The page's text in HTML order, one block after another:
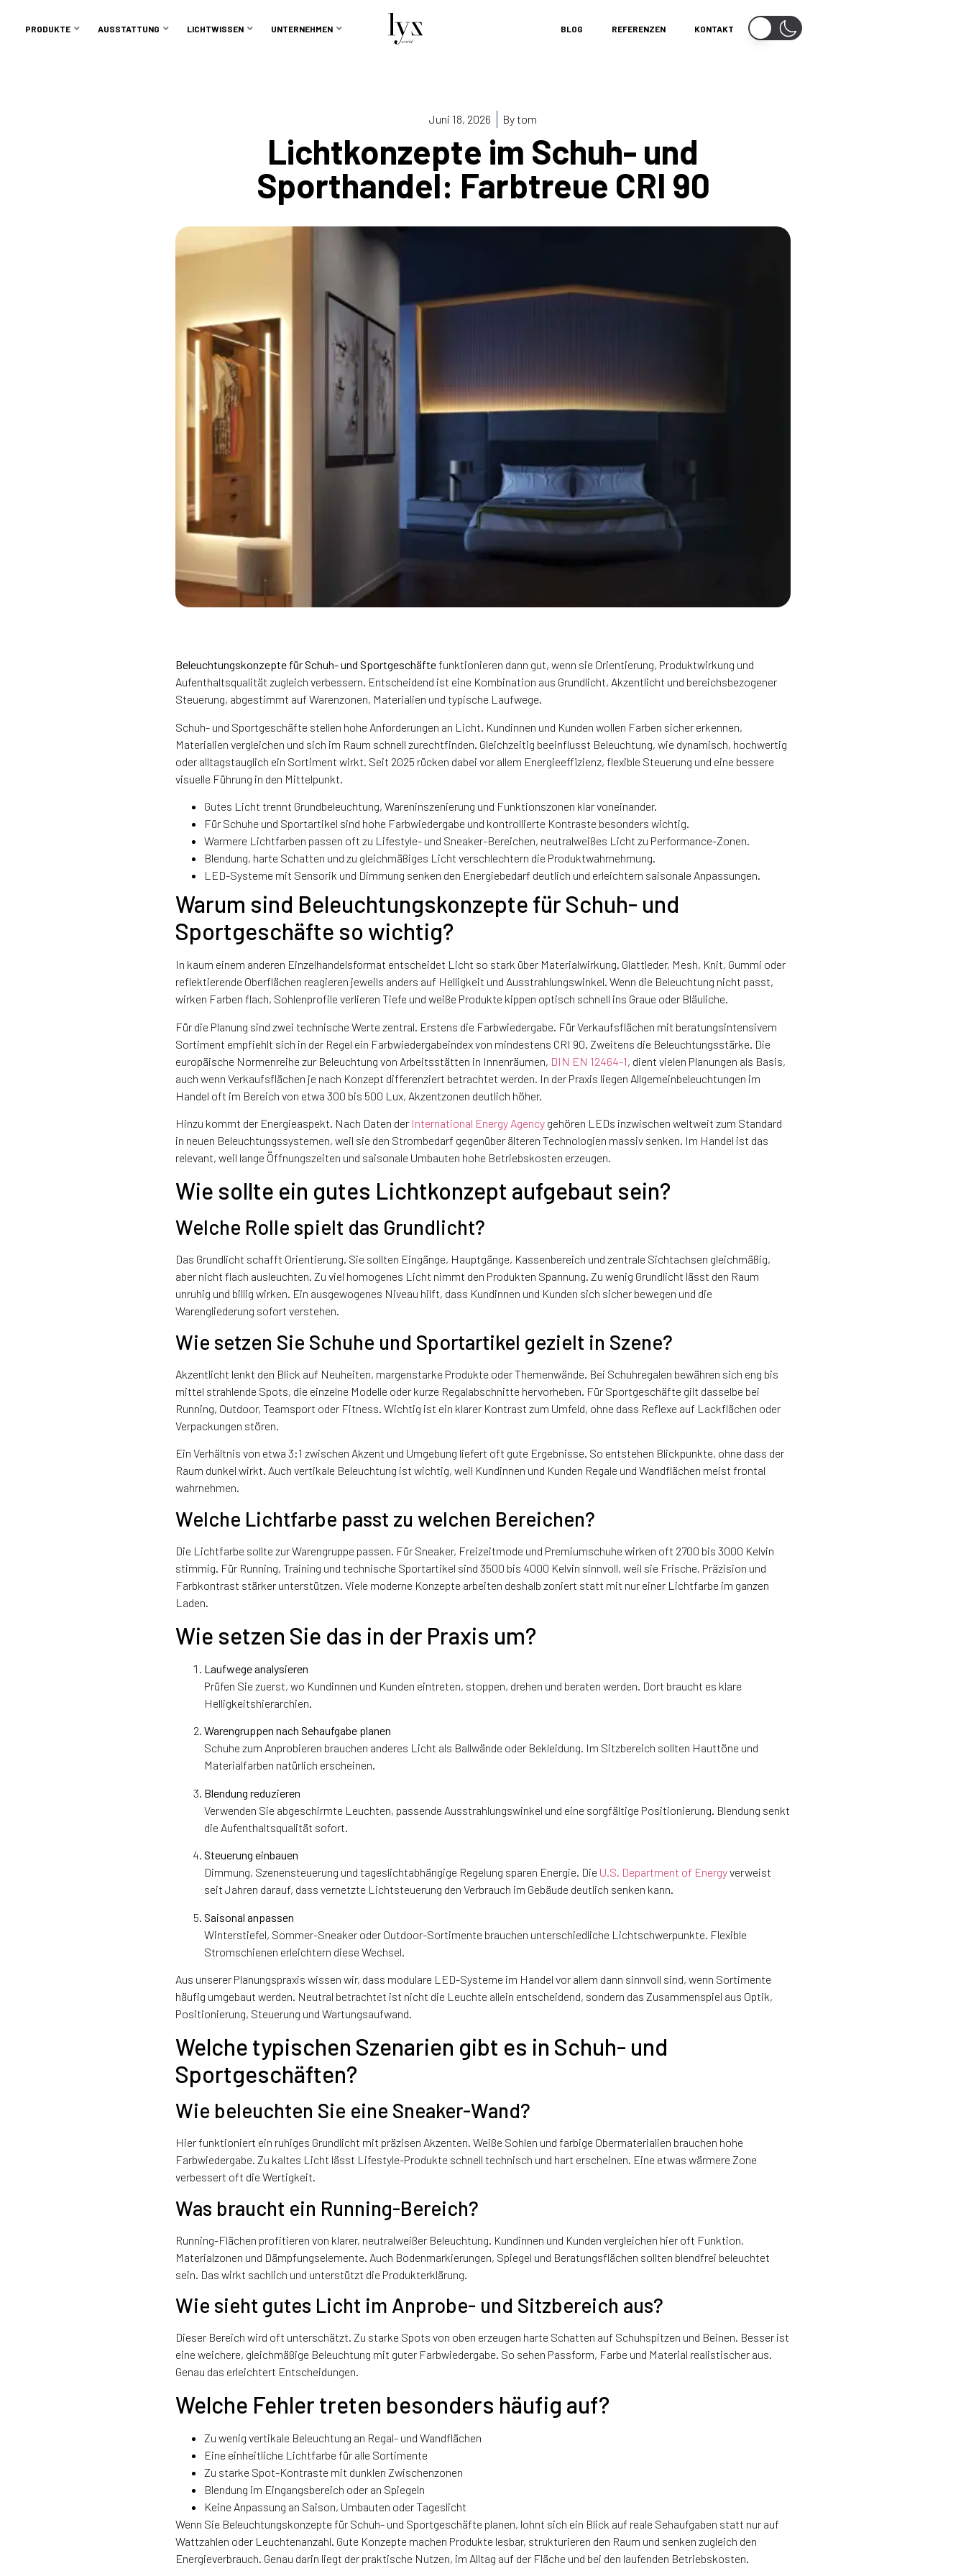
PRODUKTE AUSSTATTUNG LICHTWISSEN UNTERNEHMEN BLOG REFERENZEN KONTAKT
Juni 18, 2026 By tom
Lichtkonzepte im Schuh- und
Sporthandel: Farbtreue CRI 90
Beleuchtungskonzepte für Schuh- und Sportgeschäftefunktionieren dann gut, wenn sie Orientierung, Produktwirkung und
Aufenthaltsqualität zugleich verbessern. Entscheidend ist eine Kombination aus Grundlicht, Akzentlicht und bereichsbezogener
Steuerung, abgestimmt auf Warenzonen, Materialien und typische Laufwege.
Schuh- und Sportgeschäfte stellen hohe Anforderungen an Licht. Kundinnen und Kunden wollen Farben sicher erkennen,
Materialien vergleichen und sich im Raum schnell zurechtfinden. Gleichzeitig beeinflusst Beleuchtung, wie dynamisch, hochwertig
oder alltagstauglich ein Sortiment wirkt. Seit 2025 rücken dabei vor allem Energieeffizienz, flexible Steuerung und eine bessere
visuelle Führung in den Mittelpunkt.
Gutes Licht trennt Grundbeleuchtung, Wareninszenierung und Funktionszonen klar voneinander.
Für Schuhe und Sportartikel sind hohe Farbwiedergabe und kontrollierte Kontraste besonders wichtig.
Warmere Lichtfarben passen oft zu Lifestyle- und Sneaker-Bereichen, neutralweißes Licht zu Performance-Zonen.
Blendung, harte Schatten und zu gleichmäßiges Licht verschlechtern die Produktwahrnehmung.
LED-Systeme mit Sensorik und Dimmung senken den Energiebedarf deutlich und erleichtern saisonale Anpassungen.
Warum sind Beleuchtungskonzepte für Schuh- und
Sportgeschäfte so wichtig?
In kaum einem anderen Einzelhandelsformat entscheidet Licht so stark über Materialwirkung. Glattleder, Mesh, Knit, Gummi oder
reflektierende Oberflächen reagieren jeweils anders auf Helligkeit und Ausstrahlungswinkel. Wenn die Beleuchtung nicht passt,
wirken Farben flach, Sohlenprofile verlieren Tiefe und weiße Produkte kippen optisch schnell ins Graue oder Bläuliche.
Für die Planung sind zwei technische Werte zentral. Erstens die Farbwiedergabe. Für Verkaufsflächen mit beratungsintensivem
Sortiment empfiehlt sich in der Regel ein Farbwiedergabeindex von mindestens CRI 90. Zweitens die Beleuchtungsstärke. Die
europäische Normenreihe zur Beleuchtung von Arbeitsstätten in Innenräumen, DIN EN 12464-1 , dient vielen Planungen als Basis,
auch wenn Verkaufsflächen je nach Konzept differenziert betrachtet werden. In der Praxis liegen Allgemeinbeleuchtungen im
Handel oft im Bereich von etwa 300 bis 500 Lux, Akzentzonen deutlich höher.
Hinzu kommt der Energieaspekt. Nach Daten der International Energy Agency gehören LEDs inzwischen weltweit zum Standard
in neuen Beleuchtungssystemen, weil sie den Strombedarf gegenüber älteren Technologien massiv senken. Im Handel ist das
relevant, weil lange Öffnungszeiten und saisonale Umbauten hohe Betriebskosten erzeugen.
Wie sollte ein gutes Lichtkonzept aufgebaut sein?
Welche Rolle spielt das Grundlicht?
Das Grundlicht schafft Orientierung. Sie sollten Eingänge, Hauptgänge, Kassenbereich und zentrale Sichtachsen gleichmäßig,
aber nicht flach ausleuchten. Zu viel homogenes Licht nimmt den Produkten Spannung. Zu wenig Grundlicht lässt den Raum
unruhig und billig wirken. Ein ausgewogenes Niveau hilft, dass Kundinnen und Kunden sich sicher bewegen und die
Warengliederung sofort verstehen.
Wie setzen Sie Schuhe und Sportartikel gezielt in Szene?
Akzentlicht lenkt den Blick auf Neuheiten, margenstarke Produkte oder Themenwände. Bei Schuhregalen bewähren sich eng bis
mittel strahlende Spots, die einzelne Modelle oder kurze Regalabschnitte hervorheben. Für Sportgeschäfte gilt dasselbe bei
Running, Outdoor, Teamsport oder Fitness. Wichtig ist ein klarer Kontrast zum Umfeld, ohne dass Reflexe auf Lackflächen oder
Verpackungen stören.
Ein Verhältnis von etwa 3:1 zwischen Akzent und Umgebung liefert oft gute Ergebnisse. So entstehen Blickpunkte, ohne dass der
Raum dunkel wirkt. Auch vertikale Beleuchtung ist wichtig, weil Kundinnen und Kunden Regale und Wandflächen meist frontal
wahrnehmen.
Welche Lichtfarbe passt zu welchen Bereichen?
Die Lichtfarbe sollte zur Warengruppe passen. Für Sneaker, Freizeitmode und Premiumschuhe wirken oft 2700 bis 3000 Kelvin
stimmig. Für Running, Training und technische Sportartikel sind 3500 bis 4000 Kelvin sinnvoll, weil sie Frische, Präzision und
Farbkontrast stärker unterstützen. Viele moderne Konzepte arbeiten deshalb zoniert statt mit nur einer Lichtfarbe im ganzen
Laden.
Wie setzen Sie das in der Praxis um?
Laufwege analysieren
Prüfen Sie zuerst, wo Kundinnen und Kunden eintreten, stoppen, drehen und beraten werden. Dort braucht es klare
Helligkeitshierarchien.
Warengruppen nach Sehaufgabe planen
Schuhe zum Anprobieren brauchen anderes Licht als Ballwände oder Bekleidung. Im Sitzbereich sollten Hauttöne und
Materialfarben natürlich erscheinen.
Blendung reduzieren
Verwenden Sie abgeschirmte Leuchten, passende Ausstrahlungswinkel und eine sorgfältige Positionierung. Blendung senkt
die Aufenthaltsqualität sofort.
Steuerung einbauen
Dimmung, Szenensteuerung und tageslichtabhängige Regelung sparen Energie. Die U.S. Department of Energyverweist
seit Jahren darauf, dass vernetzte Lichtsteuerung den Verbrauch im Gebäude deutlich senken kann.
Saisonal anpassen
Winterstiefel, Sommer-Sneaker oder Outdoor-Sortimente brauchen unterschiedliche Lichtschwerpunkte. Flexible
Stromschienen erleichtern diese Wechsel.
Aus unserer Planungspraxis wissen wir, dass modulare LED-Systeme im Handel vor allem dann sinnvoll sind, wenn Sortimente
häufig umgebaut werden. Neutral betrachtet ist nicht die Leuchte allein entscheidend, sondern das Zusammenspiel aus Optik,
Positionierung, Steuerung und Wartungsaufwand.
Welche typischen Szenarien gibt es in Schuh- und
Sportgeschäften?
Wie beleuchten Sie eine Sneaker-Wand?
Hier funktioniert ein ruhiges Grundlicht mit präzisen Akzenten. Weiße Sohlen und farbige Obermaterialien brauchen hohe
Farbwiedergabe. Zu kaltes Licht lässt Lifestyle-Produkte schnell technisch und hart erscheinen. Eine etwas wärmere Zone
verbessert oft die Wertigkeit.
Was braucht ein Running-Bereich?
Running-Flächen profitieren von klarer, neutralweißer Beleuchtung. Kundinnen und Kunden vergleichen hier oft Funktion,
Materialzonen und Dämpfungselemente. Auch Bodenmarkierungen, Spiegel und Beratungsflächen sollten blendfrei beleuchtet
sein. Das wirkt sachlich und unterstützt die Produkterklärung.
Wie sieht gutes Licht im Anprobe- und Sitzbereich aus?
Dieser Bereich wird oft unterschätzt. Zu starke Spots von oben erzeugen harte Schatten auf Schuhspitzen und Beinen. Besser ist
eine weichere, gleichmäßige Beleuchtung mit guter Farbwiedergabe. So sehen Passform, Farbe und Material realistischer aus.
Genau das erleichtert Entscheidungen.
Welche Fehler treten besonders häufig auf?
Zu wenig vertikale Beleuchtung an Regal- und Wandflächen
Eine einheitliche Lichtfarbe für alle Sortimente
Zu starke Spot-Kontraste mit dunklen Zwischenzonen
Blendung im Eingangsbereich oder an Spiegeln
Keine Anpassung an Saison, Umbauten oder Tageslicht
Wenn Sie Beleuchtungskonzepte für Schuh- und Sportgeschäfte planen, lohnt sich ein Blick auf reale Sehaufgaben statt nur auf
Wattzahlen oder Leuchtenanzahl. Gute Konzepte machen Produkte lesbar, strukturieren den Raum und senken zugleich den
Energieverbrauch. Genau darin liegt der praktische Nutzen, im Alltag auf der Fläche und bei den laufenden Betriebskosten.